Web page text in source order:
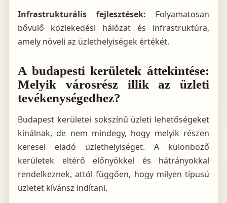
Infrastrukturális fejlesztések: Folyamatosan
bővülő közlekedési hálózat és infrastruktúra,
amely növeli az üzlethelyiségek értékét.
A budapesti kerületek áttekintése:
Melyik városrész illik az üzleti
tevékenységedhez?
Budapest kerületei sokszínű üzleti lehetőségeket
kínálnak, de nem mindegy, hogy melyik részen
keresel eladó üzlethelyiséget. A különböző
kerületek eltérő előnyökkel és hátrányokkal
rendelkeznek, attól függően, hogy milyen típusú
üzletet kívánsz indítani.